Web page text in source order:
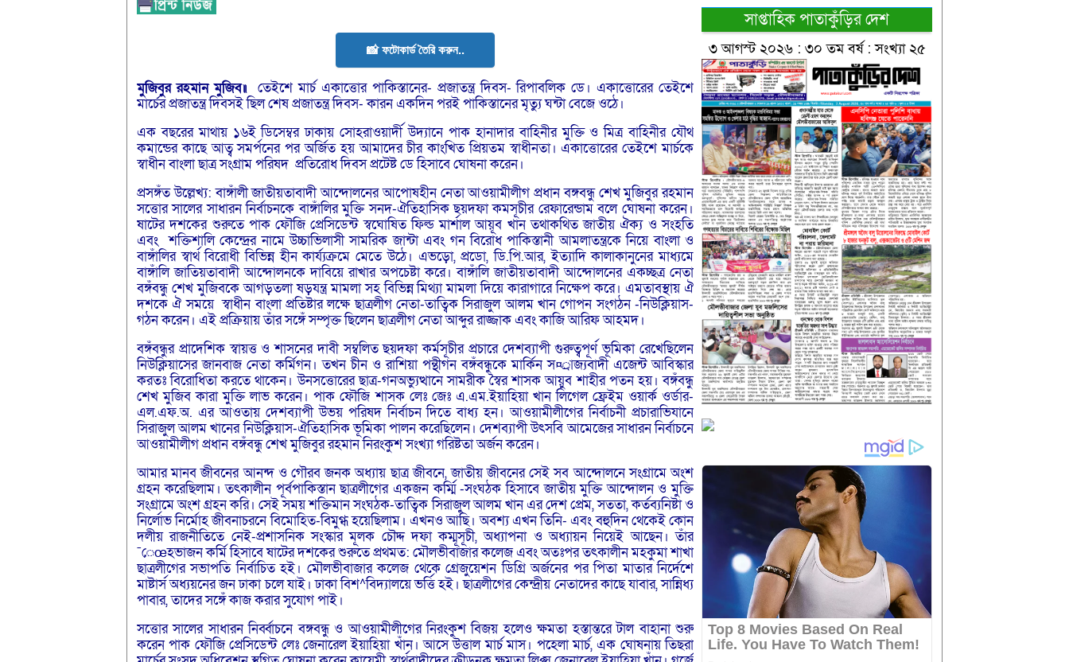
📸 ফটোকার্ড তৈরি করুন..
মুজিবুর রহমান মুজিব॥তেইশে মার্চ একাত্তোর পাকিস্তানের- প্রজাতন্ত্র দিবস- রিপাবলিক ডে। একাত্তোরের তেইশে
মার্চের প্রজাতন্ত্র দিবসই ছিল শেষ প্রজাতন্ত্র দিবস- কারন একদিন পরই পাকিস্তানের মৃত্যু ঘন্টা বেজে ওঠে।
এক বছরের মাথায় ১৬ই ডিসেম্বর ঢাকায় সোহরাওয়ার্দী উদ্যানে পাক হানাদার বাহিনীর মুক্তি ও মিত্র বাহিনীর যৌথ
কমান্ডের কাছে আত্ব সমর্পনের পর অর্জিত হয় আমাদের চীর কাংখিত প্রিয়তম স্বাধীনতা। একাত্তোরের তেইশে মার্চকে
স্বাধীন বাংলা ছাত্র সংগ্রাম পরিষদ প্রতিরোধ দিবস প্রটেষ্ট ডে হিসাবে ঘোষনা করেন।
প্রসঙ্গঁত উল্লেখ্য: বাঙ্গাঁলী জাতীয়তাবাদী আন্দোলনের আপোষহীন নেতা আওয়ামীলীগ প্রধান বঙ্গবন্ধু শেখ মুজিবুর রহমান
সত্তোর সালের সাধারন নির্বাচনকে বাঙ্গাঁলির মুক্তি সনদ-ঐতিহাসিক ছয়দফা কমসূচীর রেফারেন্ডাম বলে ঘোষনা করেন।
ষাটের দশকের শুরুতে পাক ফৌজি প্রেসিডেন্ট স্বঘোষিত ফিল্ড মার্শাল আয়ূব খান তথাকথিত জাতীয় ঐক্য ও সংহতি
এবং শক্তিশালি কেন্দ্রের নামে উচ্চাভিলাসী সামরিক জান্টা এবং গন বিরোধ পাকিস্তানী আমলাতন্ত্রকে নিয়ে বাংলা ও
বাঙ্গাঁলির স্বার্থ বিরোধী বিভিন্ন হীন কার্য্যক্রমে মেতে উঠে। এভড়ো, প্রডো, ডি.পি.আর, ইত্যাদি কালাকানুনের মাধ্যমে
বাঙ্গাঁলি জাতিয়তাবাদী আন্দোলনকে দাবিয়ে রাখার অপচেষ্টা করে। বাঙ্গাঁলি জাতীয়তাবাদী আন্দোলনের একচ্ছত্র নেতা
বঙ্গঁবন্ধু শেখ মুজিবকে আগড়তলা ষড়যন্ত্র মামলা সহ বিভিন্ন মিথ্যা মামলা দিয়ে কারাগারে নিক্ষেপ করে। এমতাবস্থায় ঐ
দশকে ঐ সময়ে স্বাধীন বাংলা প্রতিষ্টার লক্ষে ছাত্রলীগ নেতা-তাত্বিক সিরাজুল আলম খান গোপন সংগঠন -নিউক্লিয়াস-
গঠন করেন। এই প্রক্রিয়ায় তাঁর সঙ্গেঁ সম্পৃক্ত ছিলেন ছাত্রলীগ নেতা আব্দুর রাজ্জাক এবং কাজি আরিফ আহমদ।
বঙ্গঁবন্ধুর প্রাদেশিক স্বায়ত্ত ও শাসনের দাবী সম্বলিত ছয়দফা কর্মসূচীর প্রচারে দেশব্যাপী গুরুত্বপূর্ণ ভূমিকা রেখেছিলেন
নিউক্লিয়াসের জানবাজ নেতা কর্মিগন। তখন চীন ও রাশিয়া পন্থীগন বঙ্গঁবন্ধুকে মার্কিন স¤্রাজ্যবাদী এজেন্ট আবিস্কার
করতঃ বিরোধিতা করতে থাকেন। উনসত্তোরের ছাত্র-গনঅভ্যুত্থানে সামরীক স্বৈর শাসক আয়ুব শাহীর পতন হয়। বঙ্গঁবন্ধু
শেখ মুজিব কারা মুক্তি লাভ করেন। পাক ফৌজি শাসক লেঃ জেঃ এ.এম.ইয়াহিয়া খান লিগেল ফ্রেইম ওয়ার্ক ওর্ডার-
এল.এফ.অ. এর আওতায় দেশব্যাপী উভয় পরিষদ নির্বাচন দিতে বাধ্য হন। আওয়ামীলীগের নির্বাচনী প্রচারাভিযানে
সিরাজুল আলম খানের নিউক্লিয়াস-ঐতিহাসিক ভূমিকা পালন করেছিলেন। দেশব্যাপী উৎসবি আমেজের সাধারন নির্বাচনে
আওয়ামীলীগ প্রধান বঙ্গঁবন্ধু শেখ মুজিবুর রহমান নিরংকুশ সংখ্যা গরিষ্টতা অর্জন করেন।
আমার মানব জীবনের আনন্দ ও গৌরব জনক অধ্যায় ছাত্র জীবনে, জাতীয় জীবনের সেই সব আন্দোলনে সংগ্রামে অংশ
গ্রহন করেছিলাম। তৎকালীন পূর্বপাকিস্তান ছাত্রলীগের একজন কর্ম্মি -সংঘঠক হিসাবে জাতীয় মুক্তি আন্দোলন ও মুক্তি
সংগ্রামে অংশ গ্রহন করি। সেই সময় শক্তিমান সংঘঠক-তাত্বিক সিরাজুল আলম খান এর দেশ প্রেম, সততা, কর্তব্যনিষ্টা ও
নির্লোভ নির্মোহ জীবনাচরনে বিমোহিত-বিমুগ্ধ হয়েছিলাম। এখনও আছি। অবশ্য এখন তিনি- এবং বহুদিন থেকেই কোন
দলীয় রাজনীতিতে নেই-প্রশাসনিক সংস্কার মূলক চৌদ্দ দফা কম্মূসূচী, অধ্যাপনা ও অধ্যায়ন নিয়েই আছেন। তাঁর
¯েœহভাজন কর্মি হিসাবে ষাটের দশকের শুরুতে প্রথমত: মৌলভীবাজার কলেজ এবং অতঃপর তৎকালীন মহকুমা শাখা
ছাত্রলীগের সভাপতি নির্বাচিত হই। মৌলভীবাজার কলেজ থেকে গ্রেজুয়েশন ডিগ্রি অর্জনের পর পিতা মাতার নির্দেশে
মাষ্টার্স অধ্যয়নের জন ঢাকা চলে যাই। ঢাকা বিশ^বিদ্যালয়ে ভর্ত্তি হই। ছাত্রলীগের কেন্দ্রীয় নেতাদের কাছে যাবার, সান্নিধ্য
পাবার, তাদের সঙ্গেঁ কাজ করার সুযোগ পাই।
সত্তোর সালের সাধারন নির্ব্বাচনে বঙ্গবন্ধু ও আওয়ামীলীগের নিরংকুশ বিজয় হলেও ক্ষমতা হস্তান্তরে টাল বাহানা শুরু
করেন পাক ফৌজি প্রেসিডেন্ট লেঃ জেনারেল ইয়াহিয়া খাঁন। আসে উত্তাল মার্চ মাস। পহেলা মার্চ, এক ঘোষনায় তিছরা
সাপ্তাহিক পাতাকুঁড়ির দেশ
৩ আগস্ট ২০২৬ : ৩০ তম বর্ষ : সংখ্যা ২৫